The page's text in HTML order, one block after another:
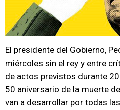
El presidente del Gobierno,
miércoles sin el rey y entre
de actos previstos durante
50 aniversario de la muerte
van a desarrollar por todas